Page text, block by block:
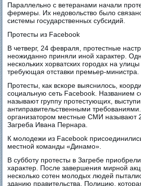
Параллельно с ветеранами начали
фермеры. Их недовольство было
системы государственных субсидий.
Протесты из Facebook
В четверг, 24 февраля, протестные
неожиданно приняли иной характер.
нескольких хорватских городах на
требующая отставки премьер-министра.
Протесты, как вскоре выяснилось,
социальную сеть Facebook. Названием
называют группу протестующих,
антиправительственными
организатором местные СМИ называют
Загреба Ивана Пернара.
К молодежи из Facebook
местной команды «Динамо».
В субботу протесты в Загребе
характер. После завершения мирной
несколько сотен молодых людей
зданию правительства. Полицию,